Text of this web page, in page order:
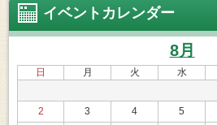
イベントカレンダー
8月
日 月 火 水
2
3 4 5